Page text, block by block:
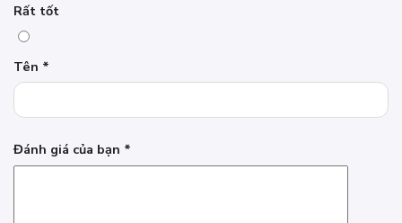
Rất tốt
Tên *
Đánh giá của bạn *